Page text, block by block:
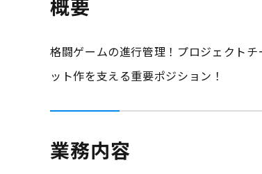
概要
格闘ゲームの進行管理！プロジェクト
ット作を支える重要ポジション！
業務内容